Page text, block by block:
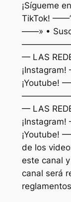
¡Sígueme
TikTok!
——» •
— LAS
¡Youtube!
— LAS
¡Youtube!
de los
este canal
canal será